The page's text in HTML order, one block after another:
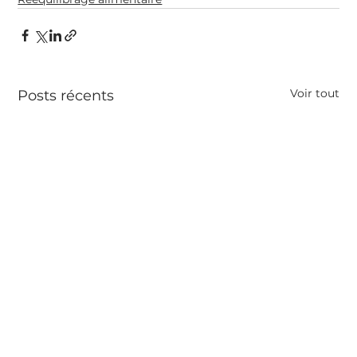
Posts récents Voir tout